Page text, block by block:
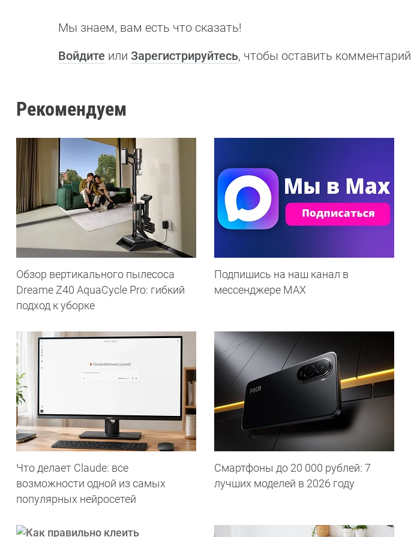
Мы знаем, вам есть что сказать!
Войдите или Зарегистрируйтесь, чтобы оставить комментарий
Рекомендуем
Обзор вертикального пылесоса
Dreame Z40 AquaCycle Pro: гибкий
подход к уборке
Подпишись на наш канал в
мессенджере МАХ
Что делает Сlaude: все
возможности одной из самых
популярных нейросетей
Смартфоны до 20 000 рублей: 7
лучших моделей в 2026 году